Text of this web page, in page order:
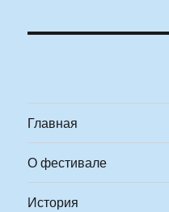
Главная
О фестивале
История